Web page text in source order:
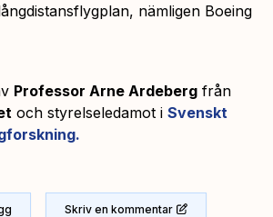
nämligen Boeing
Professor Arne Ardeberg från
och styrelseledamot i Svenskt
Skriv en kommentar